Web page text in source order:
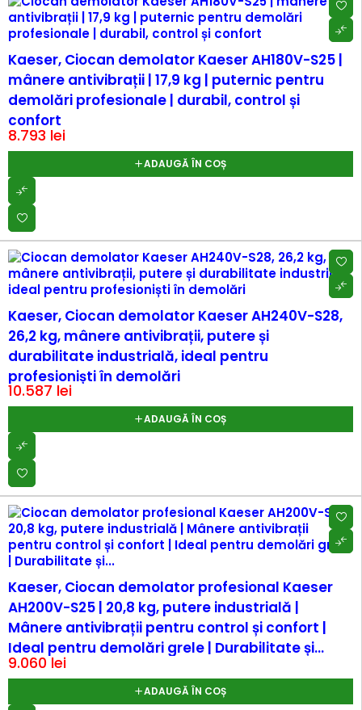
Kaeser, Ciocan demolator Kaeser AH180V-S25 |
mânere antivibrații | 17,9 kg | puternic pentru
demolări profesionale | durabil, control și
confort
8.793 lei
ADAUGĂ ÎN COȘ
Kaeser, Ciocan demolator Kaeser AH240V-S28,
26,2 kg, mânere antivibrații, putere și
durabilitate industrială, ideal pentru
profesioniști în demolări
10.587 lei
ADAUGĂ ÎN COȘ
Kaeser, Ciocan demolator profesional Kaeser
AH200V-S25 | 20,8 kg, putere industrială |
Mânere antivibrații pentru control și confort |
Ideal pentru demolări grele | Durabilitate și...
9.060lei
ADAUGĂ ÎN COȘ